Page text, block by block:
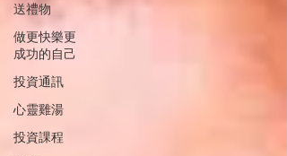
送禮物
做更快樂更
成功的自己
投資通訊
心靈雞湯
投資課程